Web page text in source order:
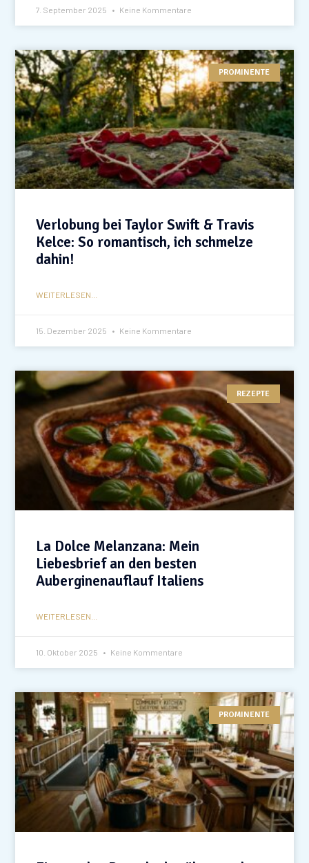
7. September 2025 Keine Kommentare
PROMINENTE
Verlobung bei Taylor Swift & Travis
Kelce: So romantisch, ich schmelze
dahin!
WEITERLESEN...
15. Dezember 2025 Keine Kommentare
REZEPTE
La Dolce Melanzana: Mein
Liebesbrief an den besten
Auberginenauflauf Italiens
WEITERLESEN...
10. Oktober 2025 Keine Kommentare
PROMINENTE